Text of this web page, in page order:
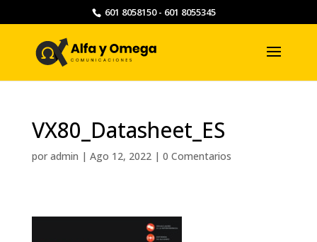
601 8058150 - 601 8055345
VX80_Datasheet_ES
por admin | Ago 12, 2022| 0 Comentarios